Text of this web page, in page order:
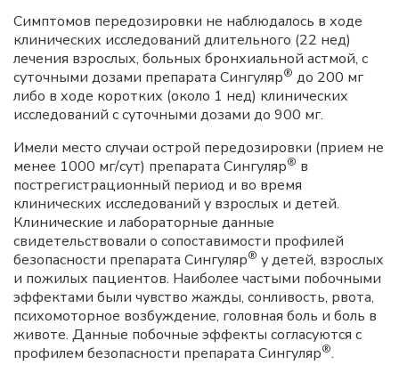
Симптомов передозировки не наблюдалось в ходе
клинических исследований длительного (22 нед)
лечения взрослых, больных бронхиальной астмой, с
суточными дозами препарата Сингуляр® до 200 мг
либо в ходе коротких (около 1 нед) клинических
исследований с суточными дозами до 900 мг.
Имели место случаи острой передозировки (прием не
менее 1000 мг/сут) препарата Сингуляр® в
пострегистрационный период и во время
клинических исследований у взрослых и детей.
Клинические и лабораторные данные
свидетельствовали о сопоставимости профилей
безопасности препарата Сингуляр® у детей, взрослых
и пожилых пациентов. Наиболее частыми побочными
эффектами были чувство жажды, сонливость, рвота,
психомоторное возбуждение, головная боль и боль в
животе. Данные побочные эффекты согласуются с
профилем безопасности препарата Сингуляр®.